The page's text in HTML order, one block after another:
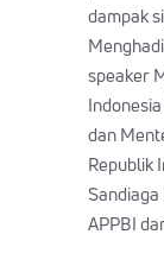
dampak
speaker
dan
Republik
Sandiaga
APPBI